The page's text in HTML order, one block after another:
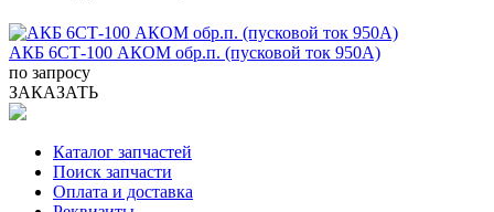
АКБ 6СТ-100 АКОМ обр.п. (пусковой ток 950А)
по запросу
ЗАКАЗАТЬ
Каталог запчастей
Поиск запчасти
Оплата и доставка